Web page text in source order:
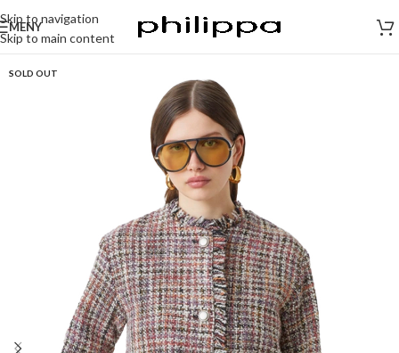
Skip to navigation
Skip to main content
MENY
SOLD OUT